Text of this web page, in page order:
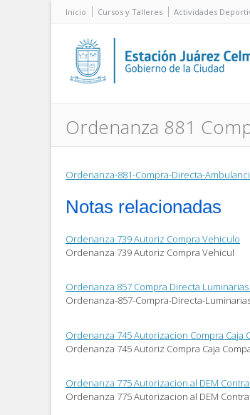
Inicio Cursos y Talleres Actividades
Ordenanza 881
Ordenanza-881-Compra-Directa-
Notas relacionadas
Ordenanza 739 Autoriz Compra Vehiculo
Ordenanza 739 Autoriz Compra Vehicul
Ordenanza 857 Compra Directa
Ordenanza-857-Compra-Directa-
Ordenanza 745 Autorizacion Compra Caja
Ordenanza 745 Autoriz Compra Caja
Ordenanza 775 Autorizacion al DEM
Ordenanza 775 Autorizacion al DEM